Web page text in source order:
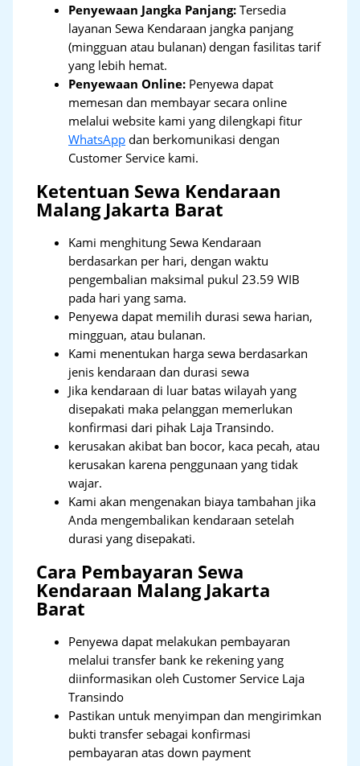
Penyewaan Jangka Panjang: Tersedia
layanan Sewa Kendaraan jangka panjang
(mingguan atau bulanan) dengan fasilitas tarif
yang lebih hemat.
Penyewaan Online: Penyewa dapat
memesan dan membayar secara online
melalui website kami yang dilengkapi fitur
WhatsApp dan berkomunikasi dengan
Customer Service kami.
Ketentuan Sewa Kendaraan
Malang Jakarta Barat
Kami menghitung Sewa Kendaraan
berdasarkan per hari, dengan waktu
pengembalian maksimal pukul 23.59 WIB
pada hari yang sama.
Penyewa dapat memilih durasi sewa harian,
mingguan, atau bulanan.
Kami menentukan harga sewa berdasarkan
jenis kendaraan dan durasi sewa
Jika kendaraan di luar batas wilayah yang
disepakati maka pelanggan memerlukan
konfirmasi dari pihak Laja Transindo.
kerusakan akibat ban bocor, kaca pecah, atau
kerusakan karena penggunaan yang tidak
wajar.
Kami akan mengenakan biaya tambahan jika
Anda mengembalikan kendaraan setelah
durasi yang disepakati.
Cara Pembayaran Sewa
Kendaraan Malang Jakarta
Barat
Penyewa dapat melakukan pembayaran
melalui transfer bank ke rekening yang
diinformasikan oleh Customer Service Laja
Transindo
Pastikan untuk menyimpan dan mengirimkan
bukti transfer sebagai konfirmasi
pembayaran atas down payment